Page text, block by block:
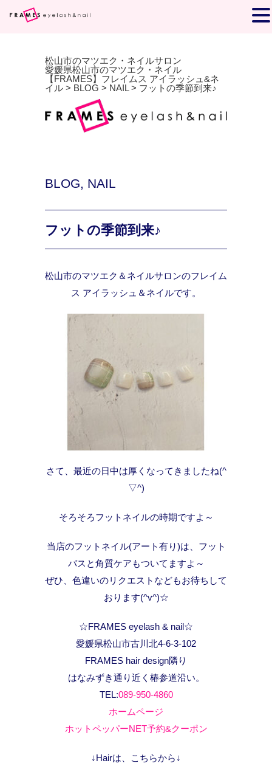
松山市のマツエク・ネイルサロン
愛媛県松山市のマツエク・ネイル
【FRAMES】フレイムス アイラッシュ&ネ
イル > BLOG > NAIL> フットの季節到来♪
BLOG, NAIL
フットの季節到来♪
松山市のマツエク＆ネイルサロンのフレイム
ス アイラッシュ＆ネイルです。
さて、最近の日中は厚くなってきましたね(^
▽^)
そろそろフットネイルの時期ですよ～
当店のフットネイル(アート有り)は、フット
バスと角質ケアもついてますよ～
ぜひ、色違いのリクエストなどもお待ちして
おります(^v^)☆
☆FRAMES eyelash & nail☆
愛媛県松山市古川北4-6-3-102
FRAMES hair design隣り
はなみずき通り近く椿参道沿い。
TEL:089-950-4860
ホームページ
ホットペッパーNET予約&クーポン
↓Hairは、こちらから↓